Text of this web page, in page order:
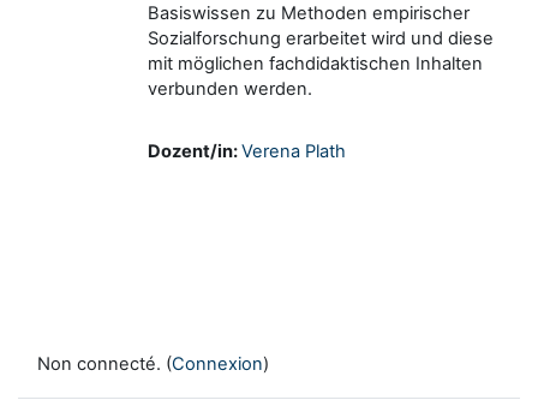
Basiswissen zu Methoden empirischer
Sozialforschung erarbeitet wird und diese
mit möglichen fachdidaktischen Inhalten
verbunden werden.
Dozent/in:Verena Plath
Non connecté. (Connexion)